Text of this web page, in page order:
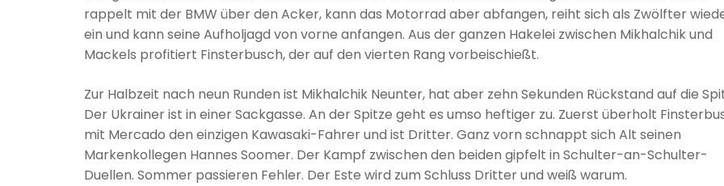
rappelt mit der BMW über den Acker, kann das Motorrad aber abfangen, reiht sich als Zwölfter
ein und kann seine Aufholjagd von vorne anfangen. Aus der ganzen Hakelei zwischen Mikhalchik und
Mackels profitiert Finsterbusch, der auf den vierten Rang vorbeischießt.
Zur Halbzeit nach neun Runden ist Mikhalchik Neunter, hat aber zehn Sekunden Rückstand auf die
Der Ukrainer ist in einer Sackgasse. An der Spitze geht es umso heftiger zu. Zuerst überholt
mit Mercado den einzigen Kawasaki-Fahrer und ist Dritter. Ganz vorn schnappt sich Alt seinen
Markenkollegen Hannes Soomer. Der Kampf zwischen den beiden gipfelt in Schulter-an-Schulter-
Duellen. Sommer passieren Fehler. Der Este wird zum Schluss Dritter und weiß warum.